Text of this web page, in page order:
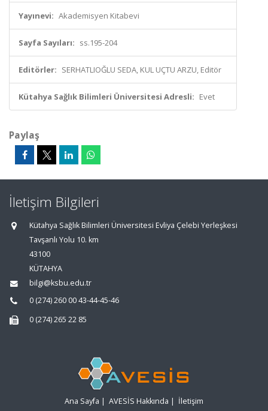
Yayınevi: Akademisyen Kitabevi
Sayfa Sayıları: ss.195-204
Editörler: SERHATLIOĞLU SEDA, KUL UÇTU ARZU, Editör
Kütahya Sağlık Bilimleri Üniversitesi Adresli: Evet
Paylaş
İletişim Bilgileri
Kütahya Sağlık Bilimleri Üniversitesi Evliya Çelebi Yerleşkesi
Tavşanlı Yolu 10. km
43100
KÜTAHYA
bilgi@ksbu.edu.tr
0 (274) 260 00 43-44-45-46
0 (274) 265 22 85
Ana Sayfa | AVESİS Hakkında | İletişim